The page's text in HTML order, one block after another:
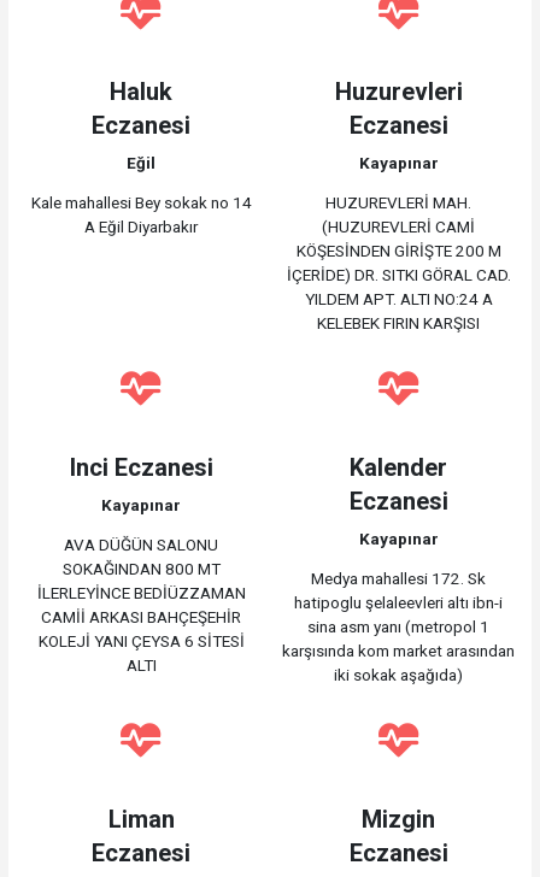
Haluk
Eczanesi
Eğil
Kale mahallesi Bey sokak no 14
A Eğil Diyarbakır
Huzurevleri
Eczanesi
Kayapınar
HUZUREVLERİ MAH.
(HUZUREVLERİ CAMİ
KÖŞESİNDEN GİRİŞTE 200 M
İÇERİDE) DR. SITKI GÖRAL CAD.
YILDEM APT. ALTI NO:24 A
KELEBEK FIRIN KARŞISI
Inci Eczanesi
Kayapınar
AVA DÜĞÜN SALONU
SOKAĞINDAN 800 MT
İLERLEYİNCE BEDİÜZZAMAN
CAMİİ ARKASI BAHÇEŞEHİR
KOLEJİ YANI ÇEYSA 6 SİTESİ
ALTI
Kalender
Eczanesi
Kayapınar
Medya mahallesi 172. Sk
hatipoglu şelaleevleri altı ibn-i
sina asm yanı (metropol 1
karşısında kom market arasından
iki sokak aşağıda)
Liman
Eczanesi
Mizgin
Eczanesi